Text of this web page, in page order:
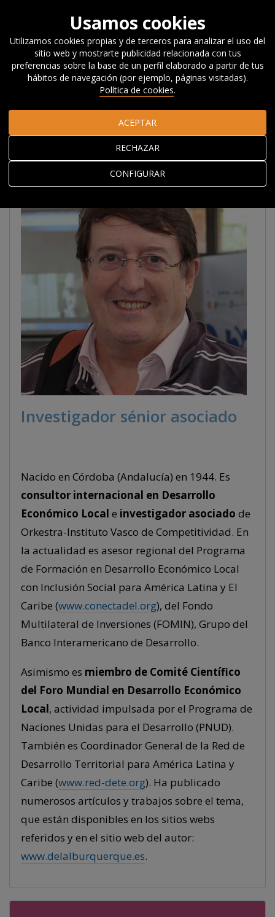
Acerca de Orkestra El equipo
Personal investigador
asociado
Francisco Alburquerque Llorens
Alburquerque Llorens
Investigador sénior asociado
Nacido en Córdoba (Andalucía) en 1944. Es
consultor internacional en Desarrollo
Económico Local e investigador asociado de
Orkestra-Instituto Vasco de Competitividad. En
la actualidad es asesor regional del Programa
de Formación en Desarrollo Económico Local
con Inclusión Social para América Latina y El
Caribe (www.conectadel.org), del Fondo
Multilateral de Inversiones (FOMIN), Grupo del
Banco Interamericano de Desarrollo.
Asimismo es miembro de Comité Científico
del Foro Mundial en Desarrollo Económico
Local, actividad impulsada por el Programa de
Naciones Unidas para el Desarrollo (PNUD).
También es Coordinador General de la Red de
Desarrollo Territorial para América Latina y
Caribe (www.red-dete.org). Ha publicado
numerosos artículos y trabajos sobre el tema,
que están disponibles en los sitios webs
referidos y en el sitio web del autor:
www.delalburquerque.es.
Usamos cookies
Utilizamos cookies propias y de terceros para analizar el uso del
sitio web y mostrarte publicidad relacionada con tus
preferencias sobre la base de un perfil elaborado a partir de tus
hábitos de navegación (por ejemplo, páginas visitadas).
Política de cookies.
CONFIGURAR
RECHAZAR
ACEPTAR